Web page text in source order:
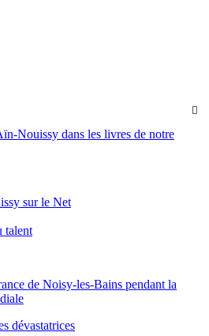

Nouissy dans les livres de notre
sur le Net
talent
de Noisy-les-Bains pendant la
dévastatrices